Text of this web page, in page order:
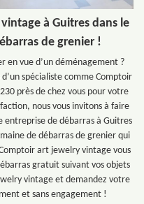
à Guitres dans le
de grenier !
en vue d’un déménagement ?
spécialiste comme Comptoir
près de chez vous pour votre
nous vous invitons à faire
de débarras à Guitres
de débarras de grenier qui
art jewelry vintage vous
gratuit suivant vos objets
vintage et demandez votre
et sans engagement !